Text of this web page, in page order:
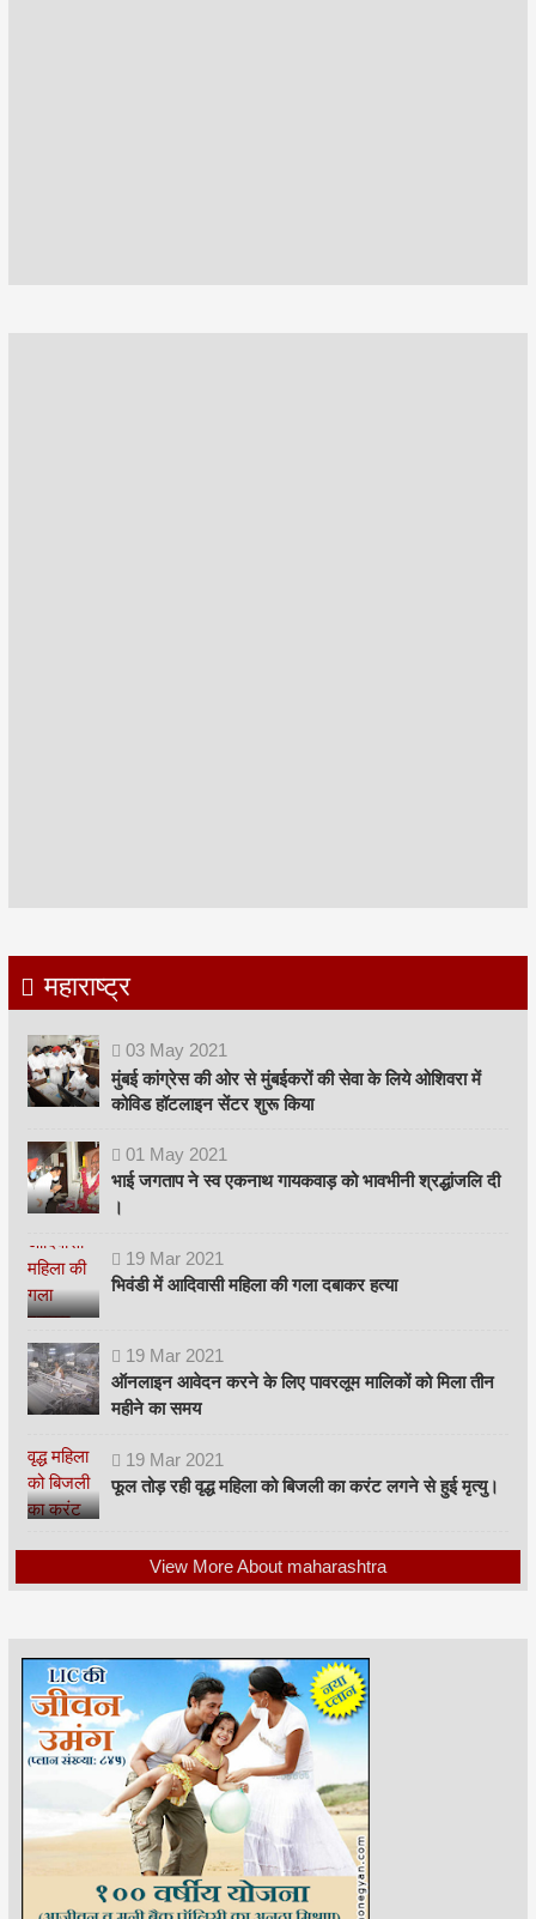
महाराष्ट्र
03 May 2021
मुंबई कांग्रेस की ओर से मुंबईकरों की सेवा के लिये ओशिवरा में
कोविड हॉटलाइन सेंटर शुरू किया
01 May 2021
भाई जगताप ने स्व एकनाथ गायकवाड़ को भावभीनी श्रद्धांजलि दी
।
19 Mar 2021
भिवंडी में आदिवासी महिला की गला दबाकर हत्या
19 Mar 2021
ऑनलाइन आवेदन करने के लिए पावरलूम मालिकों को मिला तीन
महीने का समय
19 Mar 2021
फूल तोड़ रही वृद्ध महिला को बिजली का करंट लगने से हुई मृत्यु।
View More About maharashtra